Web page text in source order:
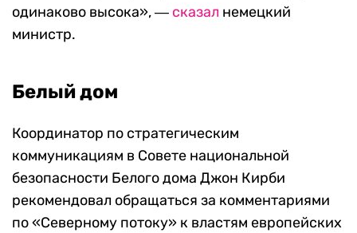
одинаково высока», ― сказал немецкий
министр.
Белый дом
Координатор по стратегическим
коммуникациям в Совете национальной
безопасности Белого дома Джон Кирби
рекомендовал обращаться за комментариями
по «Северному потоку» к властям европейских